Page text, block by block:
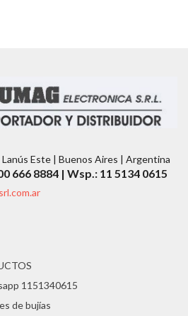
Este | Buenos Aires | Argentina
666 8884 | Wsp.: 11 5134 0615
1151340615
de bujías